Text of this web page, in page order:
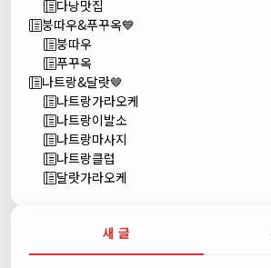
다낭맛집
붕따우&푸꾸옥💙
붕따우
푸꾸옥
나트랑&달랏🤎
나트랑가라오케
나트랑이발소
나트랑마사지
나트랑클럽
달랏가라오케
새 글